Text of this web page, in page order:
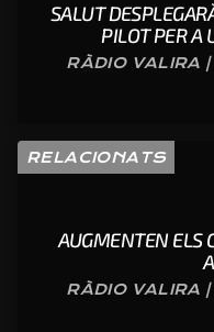
SALUT
PILOT PER A
RÀDIO VALIRA
RELACIONATS
AUGMENTEN ELS
RÀDIO VALIRA